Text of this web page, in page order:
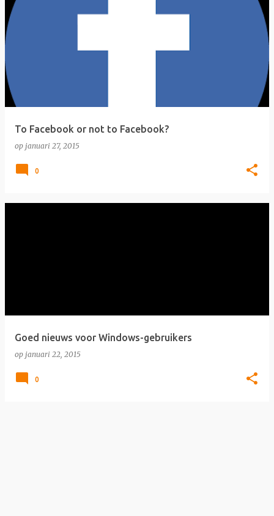
To Facebook or not to Facebook?
op januari 27, 2015
0
Goed nieuws voor Windows-gebruikers
op januari 22, 2015
0